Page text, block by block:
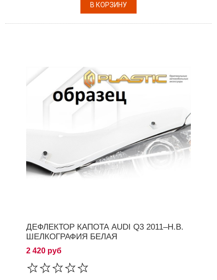
ДЕФЛЕКТОР КАПОТА AUDI Q3 2011–Н.В.
ШЕЛКОГРАФИЯ БЕЛАЯ
2 420 руб